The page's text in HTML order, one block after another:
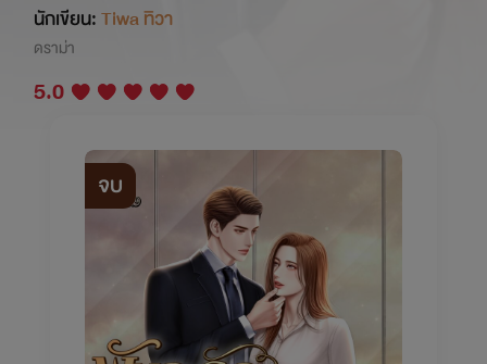
นักเขียน:Tiwa ทิวา
ดราม่า
5.0
จบ